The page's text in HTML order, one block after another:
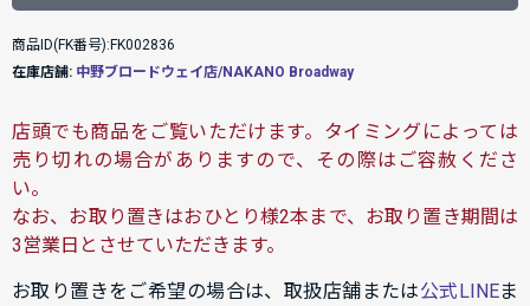
商品ID(FK番号):FK002836
在庫店舗: 中野ブロードウェイ店/NAKANO Broadway
店頭でも商品をご覧いただけます。タイミングによっては
売り切れの場合がありますので、その際はご容赦くださ
い。
なお、お取り置きはおひとり様2本まで、お取り置き期間は
3営業日とさせていただきます。
お取り置きをご希望の場合は、取扱店舗または公式LINEま